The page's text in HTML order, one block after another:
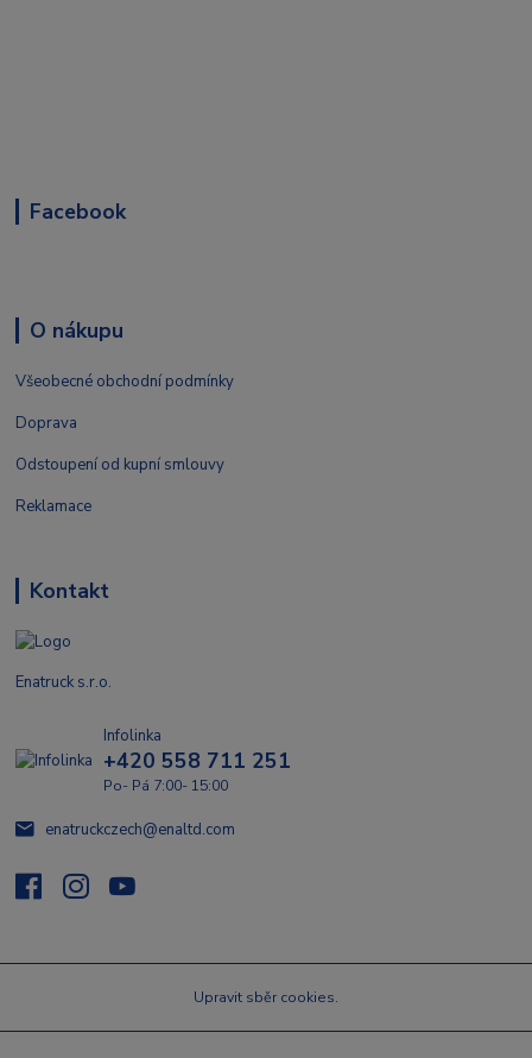
Facebook
O nákupu
Všeobecné obchodní podmínky
Doprava
Odstoupení od kupní smlouvy
Reklamace
Kontakt
Enatruck s.r.o.
Infolinka
+420 558 711 251
Po- Pá 7:00- 15:00
enatruckczech@enaltd.com
Upravit sběr cookies.